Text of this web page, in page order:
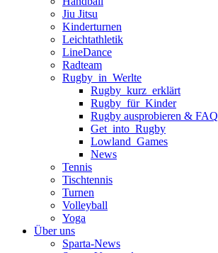
Jiu Jitsu
Kinderturnen
Leichtathletik
LineDance
Radteam
Rugby_in_Werlte
Rugby_kurz_erklärt
Rugby_für_Kinder
Rugby ausprobieren & FAQ
Get_into_Rugby
Lowland_Games
News
Tennis
Tischtennis
Turnen
Volleyball
Yoga
Über uns
Sparta-News